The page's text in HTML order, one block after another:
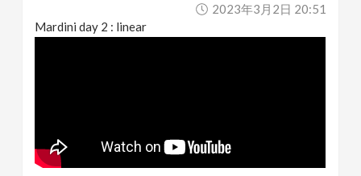
2023年3月2日 20:51
Mardini day 2 : linear